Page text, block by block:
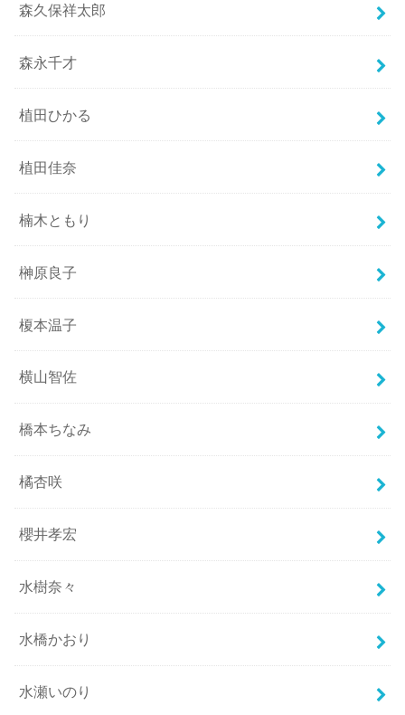
森久保祥太郎
森永千才
植田ひかる
植田佳奈
楠木ともり
榊原良子
榎本温子
横山智佐
橋本ちなみ
橘杏咲
櫻井孝宏
水樹奈々
水橋かおり
水瀬いのり